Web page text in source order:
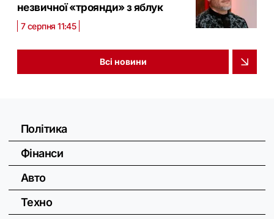
незвичної «троянди» з яблук
7 серпня 11:45
Всі новини
Політика
Фінанси
Авто
Техно